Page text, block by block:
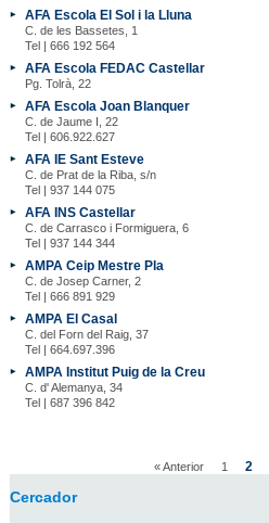
AFA Escola El Sol i la Lluna
C. de les Bassetes, 1
Tel | 666 192 564
AFA Escola FEDAC Castellar
Pg. Tolrà, 22
AFA Escola Joan Blanquer
C. de Jaume I, 22
Tel | 606.922.627
AFA IE Sant Esteve
C. de Prat de la Riba, s/n
Tel | 937 144 075
AFA INS Castellar
C. de Carrasco i Formiguera, 6
Tel | 937 144 344
AMPA Ceip Mestre Pla
C. de Josep Carner, 2
Tel | 666 891 929
AMPA El Casal
C. del Forn del Raig, 37
Tel | 664.697.396
AMPA Institut Puig de la Creu
C. d' Alemanya, 34
Tel | 687 396 842
« Anterior 1 2
Cercador